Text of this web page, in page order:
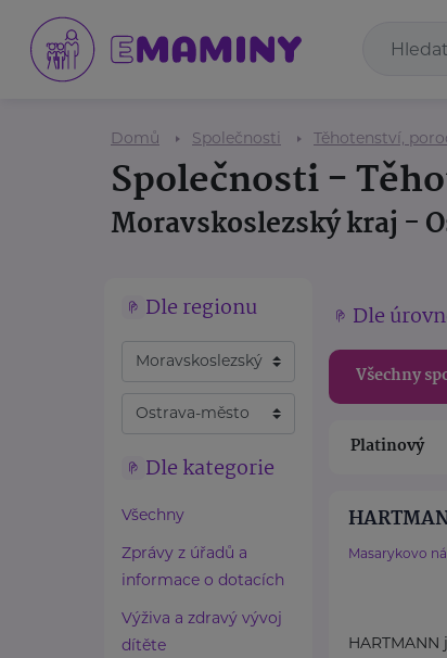
Domů Společnosti Těhotenství,
Společnosti -
Moravskoslezský kraj -
Dle regionu
Dle kategorie
Všechny
Zprávy z úřadů a
informace o dotacích
Výživa a zdravý vývoj
dítěte
Dle
Všechny
Platinový
Masarykovo